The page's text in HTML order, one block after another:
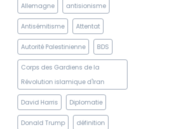
Allemagne antisionisme
Antisémitisme Attentat
Autorité Palestinienne BDS
Corps des Gardiens de la
Révolution islamique d'Iran
David Harris Diplomatie
Donald Trump définition